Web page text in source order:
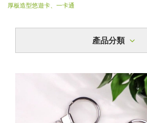
厚板造型悠遊卡、一卡通
產品分類